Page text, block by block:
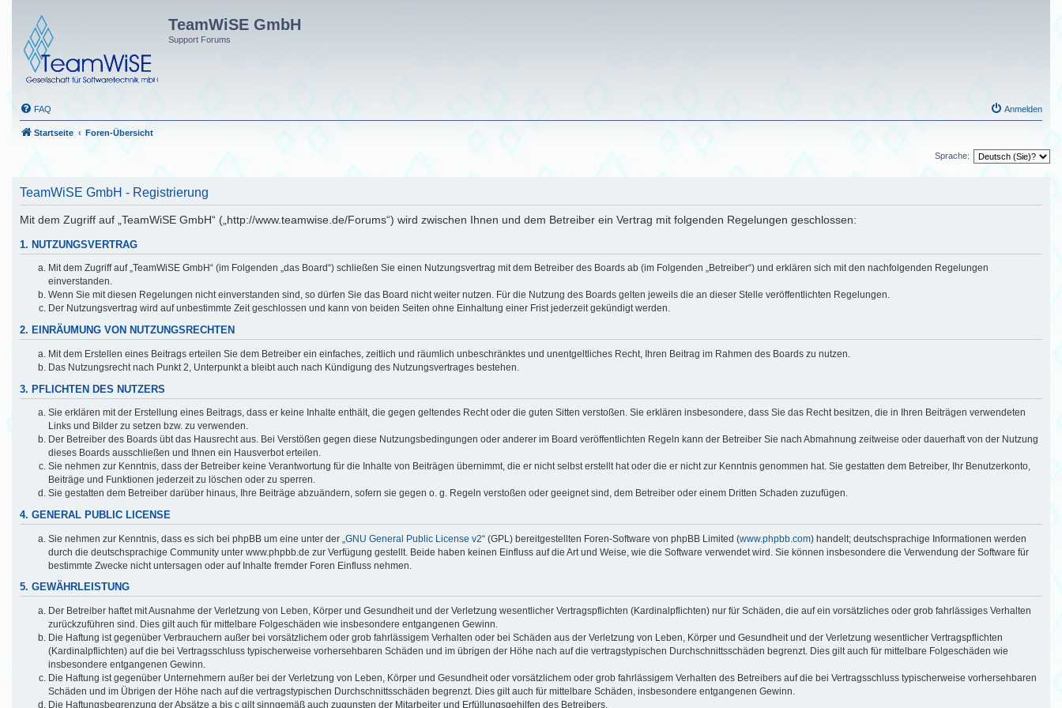
TeamWiSE GmbH
Support Forums
FAQ Anmelden
Startseite Foren-Übersicht
Sprache:
TeamWiSE GmbH - Registrierung
Mit dem Zugriff auf „TeamWiSE GmbH“ („http://www.teamwise.de/Forums“) wird zwischen Ihnen und dem Betreiber ein Vertrag mit folgenden Regelungen geschlossen:
1. NUTZUNGSVERTRAG
Mit dem Zugriff auf „TeamWiSE GmbH“ (im Folgenden „das Board“) schließen Sie einen Nutzungsvertrag mit dem Betreiber des Boards ab (im Folgenden „Betreiber“) und erklären sich mit den nachfolgenden Regelungen
einverstanden.
Wenn Sie mit diesen Regelungen nicht einverstanden sind, so dürfen Sie das Board nicht weiter nutzen. Für die Nutzung des Boards gelten jeweils die an dieser Stelle veröffentlichten Regelungen.
Der Nutzungsvertrag wird auf unbestimmte Zeit geschlossen und kann von beiden Seiten ohne Einhaltung einer Frist jederzeit gekündigt werden.
2. EINRÄUMUNG VON NUTZUNGSRECHTEN
Mit dem Erstellen eines Beitrags erteilen Sie dem Betreiber ein einfaches, zeitlich und räumlich unbeschränktes und unentgeltliches Recht, Ihren Beitrag im Rahmen des Boards zu nutzen.
Das Nutzungsrecht nach Punkt 2, Unterpunkt a bleibt auch nach Kündigung des Nutzungsvertrages bestehen.
3. PFLICHTEN DES NUTZERS
Sie erklären mit der Erstellung eines Beitrags, dass er keine Inhalte enthält, die gegen geltendes Recht oder die guten Sitten verstoßen. Sie erklären insbesondere, dass Sie das Recht besitzen, die in Ihren Beiträgen verwendeten
Links und Bilder zu setzen bzw. zu verwenden.
Der Betreiber des Boards übt das Hausrecht aus. Bei Verstößen gegen diese Nutzungsbedingungen oder anderer im Board veröffentlichten Regeln kann der Betreiber Sie nach Abmahnung zeitweise oder dauerhaft von der Nutzung
dieses Boards ausschließen und Ihnen ein Hausverbot erteilen.
Sie nehmen zur Kenntnis, dass der Betreiber keine Verantwortung für die Inhalte von Beiträgen übernimmt, die er nicht selbst erstellt hat oder die er nicht zur Kenntnis genommen hat. Sie gestatten dem Betreiber, Ihr Benutzerkonto,
Beiträge und Funktionen jederzeit zu löschen oder zu sperren.
Sie gestatten dem Betreiber darüber hinaus, Ihre Beiträge abzuändern, sofern sie gegen o. g. Regeln verstoßen oder geeignet sind, dem Betreiber oder einem Dritten Schaden zuzufügen.
4. GENERAL PUBLIC LICENSE
Sie nehmen zur Kenntnis, dass es sich bei phpBB um eine unter der „ GNU General Public License v2“ (GPL) bereitgestellten Foren-Software von phpBB Limited (www.phpbb.com) handelt; deutschsprachige Informationen werden
durch die deutschsprachige Community unter www.phpbb.de zur Verfügung gestellt. Beide haben keinen Einfluss auf die Art und Weise, wie die Software verwendet wird. Sie können insbesondere die Verwendung der Software für
bestimmte Zwecke nicht untersagen oder auf Inhalte fremder Foren Einfluss nehmen.
5. GEWÄHRLEISTUNG
Der Betreiber haftet mit Ausnahme der Verletzung von Leben, Körper und Gesundheit und der Verletzung wesentlicher Vertragspflichten (Kardinalpflichten) nur für Schäden, die auf ein vorsätzliches oder grob fahrlässiges Verhalten
zurückzuführen sind. Dies gilt auch für mittelbare Folgeschäden wie insbesondere entgangenen Gewinn.
Die Haftung ist gegenüber Verbrauchern außer bei vorsätzlichem oder grob fahrlässigem Verhalten oder bei Schäden aus der Verletzung von Leben, Körper und Gesundheit und der Verletzung wesentlicher Vertragspflichten
(Kardinalpflichten) auf die bei Vertragsschluss typischerweise vorhersehbaren Schäden und im übrigen der Höhe nach auf die vertragstypischen Durchschnittsschäden begrenzt. Dies gilt auch für mittelbare Folgeschäden wie
insbesondere entgangenen Gewinn.
Die Haftung ist gegenüber Unternehmern außer bei der Verletzung von Leben, Körper und Gesundheit oder vorsätzlichem oder grob fahrlässigem Verhalten des Betreibers auf die bei Vertragsschluss typischerweise vorhersehbaren
Schäden und im Übrigen der Höhe nach auf die vertragstypischen Durchschnittsschäden begrenzt. Dies gilt auch für mittelbare Schäden, insbesondere entgangenen Gewinn.
Die Haftungsbegrenzung der Absätze a bis c gilt sinngemäß auch zugunsten der Mitarbeiter und Erfüllungsgehilfen des Betreibers.